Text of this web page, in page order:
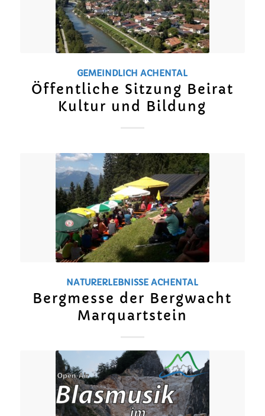
GEMEINDLICH ACHENTAL
Öffentliche Sitzung Beirat
Kultur und Bildung
NATURERLEBNISSE ACHENTAL
Bergmesse der Bergwacht
Marquartstein